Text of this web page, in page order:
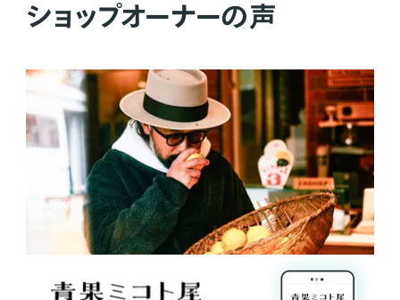
ショップオーナーの声